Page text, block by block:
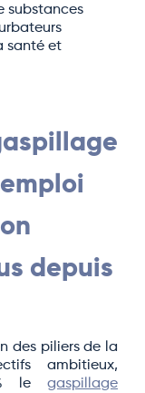
substances
santé et
depuis
des piliers de la
ambitieux,
le gaspillage